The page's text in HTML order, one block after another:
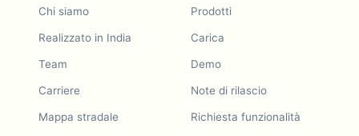
Chi siamo
Realizzato in India
Team
Carriere
Mappa stradale
Prodotti
Carica
Demo
Note di rilascio
Richiesta funzionalità